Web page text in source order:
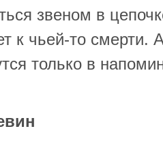
звеном в
к чьей-то смерти.
только в